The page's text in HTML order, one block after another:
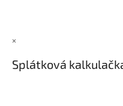
×
Splátková